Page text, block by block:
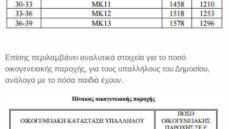
Επίσης περιλαμβάνει αναλυτικά στοιχεία για το ποσό
οικογενειακής παροχής, για τους υπαλλήλους του Δημοσίου,
ανάλογα με το πόσα παιδιά έχουν.